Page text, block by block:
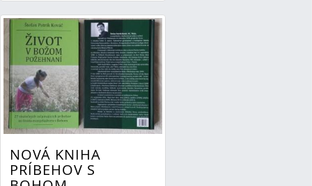
NOVÁ KNIHA
PRÍBEHOV S